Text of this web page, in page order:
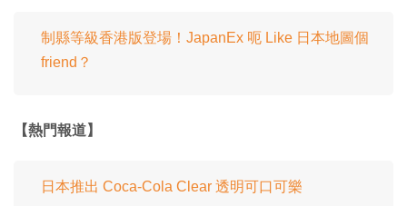
制縣等級香港版登場！JapanEx 呃 Like 日本地圖個
friend？
【熱門報道】
日本推出 Coca-Cola Clear 透明可口可樂